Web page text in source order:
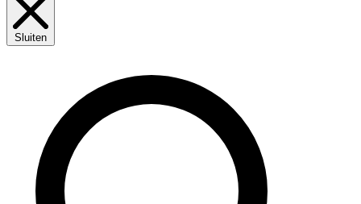
Sluiten